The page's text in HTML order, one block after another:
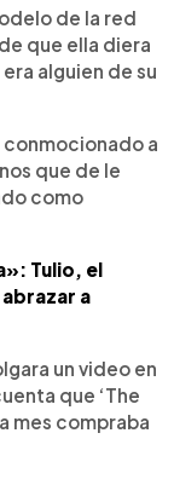
de la red
que ella diera
alguien de su
a
que de le
como
Tulio, el
a
un video en
que ‘The
mes compraba